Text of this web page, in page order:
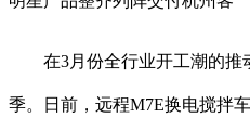
在3月份全行业开工潮的推
季。日前，远程M7E换电搅拌